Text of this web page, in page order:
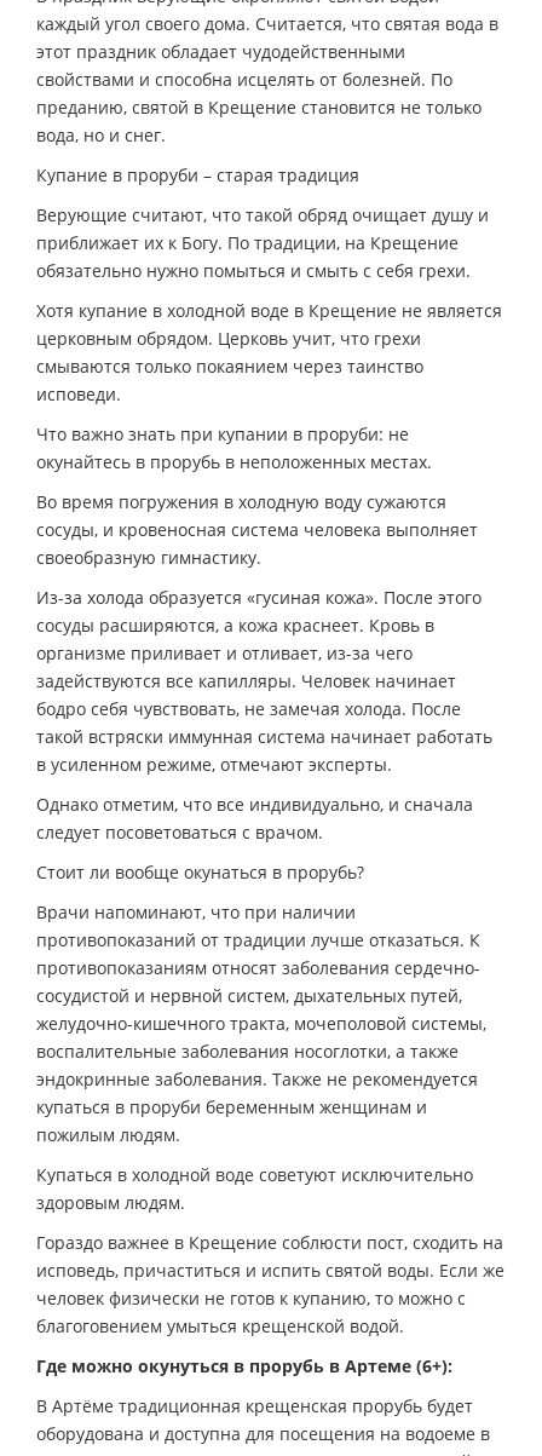
каждый угол своего дома. Считается, что святая вода в
этот праздник обладает чудодейственными
свойствами и способна исцелять от болезней. По
преданию, святой в Крещение становится не только
вода, но и снег.
Купание в проруби – старая традиция
Верующие считают, что такой обряд очищает душу и
приближает их к Богу. По традиции, на Крещение
обязательно нужно помыться и смыть с себя грехи.
Хотя купание в холодной воде в Крещение не является
церковным обрядом. Церковь учит, что грехи
смываются только покаянием через таинство
исповеди.
Что важно знать при купании в проруби: не
окунайтесь в прорубь в неположенных местах.
Во время погружения в холодную воду сужаются
сосуды, и кровеносная система человека выполняет
своеобразную гимнастику.
Из-за холода образуется «гусиная кожа». После этого
сосуды расширяются, а кожа краснеет. Кровь в
организме приливает и отливает, из-за чего
задействуются все капилляры. Человек начинает
бодро себя чувствовать, не замечая холода. После
такой встряски иммунная система начинает работать
в усиленном режиме, отмечают эксперты.
Однако отметим, что все индивидуально, и сначала
следует посоветоваться с врачом.
Стоит ли вообще окунаться в прорубь?
Врачи напоминают, что при наличии
противопоказаний от традиции лучше отказаться. К
противопоказаниям относят заболевания сердечно-
сосудистой и нервной систем, дыхательных путей,
желудочно-кишечного тракта, мочеполовой системы,
воспалительные заболевания носоглотки, а также
эндокринные заболевания. Также не рекомендуется
купаться в проруби беременным женщинам и
пожилым людям.
Купаться в холодной воде советуют исключительно
здоровым людям.
Гораздо важнее в Крещение соблюсти пост, сходить на
исповедь, причаститься и испить святой воды. Если же
человек физически не готов к купанию, то можно с
благоговением умыться крещенской водой.
Где можно окунуться в прорубь в Артеме (6+):
В Артёме традиционная крещенская прорубь будет
оборудована и доступна для посещения на водоеме в